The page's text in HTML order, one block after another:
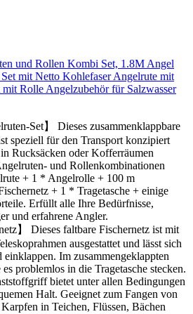
und Rollen Kombi Set, 1.8M Angel
mit Netto Kohlefaser Angelrute mit
mit Rolle Angelzubehör für Salzwasser
Set】 Dieses zusammenklappbare
speziell für den Transport konzipiert
Rucksäcken oder Kofferräumen
und Rollenkombinationen
+ 1 * Angelrolle + 100 m
+ 1 * Tragetasche + einige
Erfüllt alle Ihre Bedürfnisse,
und erfahrene Angler.
】 Dieses faltbare Fischernetz ist mit
ausgestattet und lässt sich
einklappen. Im zusammengeklappten
problemlos in die Tragetasche stecken.
bietet unter allen Bedingungen
Halt. Geeignet zum Fangen von
in Teichen, Flüssen, Bächen